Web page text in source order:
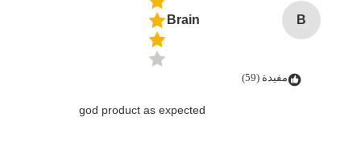
B
Brain
مفيدة (59)
god product as expected